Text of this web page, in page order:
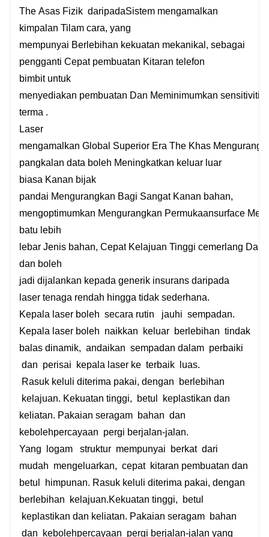
The Asas Fizik daripadaSistem mengamalkan
kimpalan Tilam cara, yang
mempunyai Berlebihan kekuatan mekanikal, sebagai
pengganti Cepat pembuatan Kitaran telefon
bimbit untuk
menyediakan pembuatan Dan Meminimumkan sensitiviti
terma .
Laser
mengamalkan Global Superior Era The Khas
pangkalan data boleh Meningkatkan keluar luar
biasa Kanan bijak
pandai Mengurangkan Bagi Sangat Kanan bahan,
mengoptimumkan Mengurangkan Permukaansurface
batu lebih
lebar Jenis bahan, Cepat Kelajuan Tinggi cemerlang Dan
dan boleh
jadi dijalankan kepada generik insurans daripada
laser tenaga rendah hingga tidak sederhana.
Kepala laser boleh secara rutin jauhi sempadan.
Kepala laser boleh naikkan keluar berlebihan tindak
balas dinamik, andaikan sempadan dalam perbaiki
dan perisai kepala laser ke terbaik
luas.
Rasuk keluli diterima pakai, dengan
berlebihan
kelajuan. Kekuatan tinggi,
betul
keplastikan dan
keliatan. Pakaian seragam bahan dan
kebolehpercayaan pergi berjalan-jalan.
Yang
logam struktur mempunyai berkat dari
mudah mengeluarkan, cepat kitaran pembuatan dan
betul
himpunan. Rasuk keluli diterima pakai, dengan
berlebihan
kelajuan.Kekuatan tinggi,
betul
keplastikan dan keliatan. Pakaian seragam bahan
dan
kebolehpercayaan pergi berjalan-jalan yang